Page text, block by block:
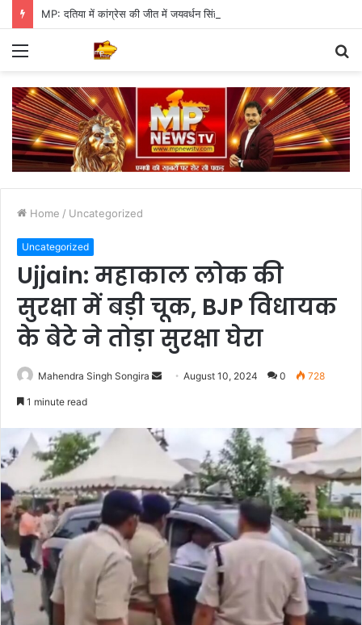
MP: दतिया में कांग्रेस की जीत में जयवर्धन सिंह का जादू, 35 में 30 बूथ जीते
Menu
Home / Uncategorized
Uncategorized
Ujjain: महाकाल लोक की
सुरक्षा में बड़ी चूक, BJP विधायक
के बेटे ने तोड़ा सुरक्षा घेरा
Mahendra Singh Songira
Send August 10, 2024 0 728
1 minute read